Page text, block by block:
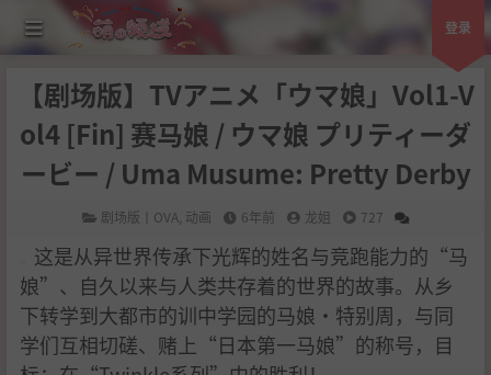
登录
【剧场版】TVアニメ「ウマ娘」Vol1-V
ol4 [Fin] 赛马娘 / ウマ娘 プリティーダ
ービー / Uma Musume: Pretty Derby
剧场版丨OVA 动画 6年前 龙姐 727
这是从异世界传承下光辉的姓名与竞跑能力的“马
娘”、自久以来与人类共存着的世界的故事。从乡
下转学到大都市的训中学园的马娘·特别周，与同
学们互相切磋、赌上“日本第一马娘”的称号，目